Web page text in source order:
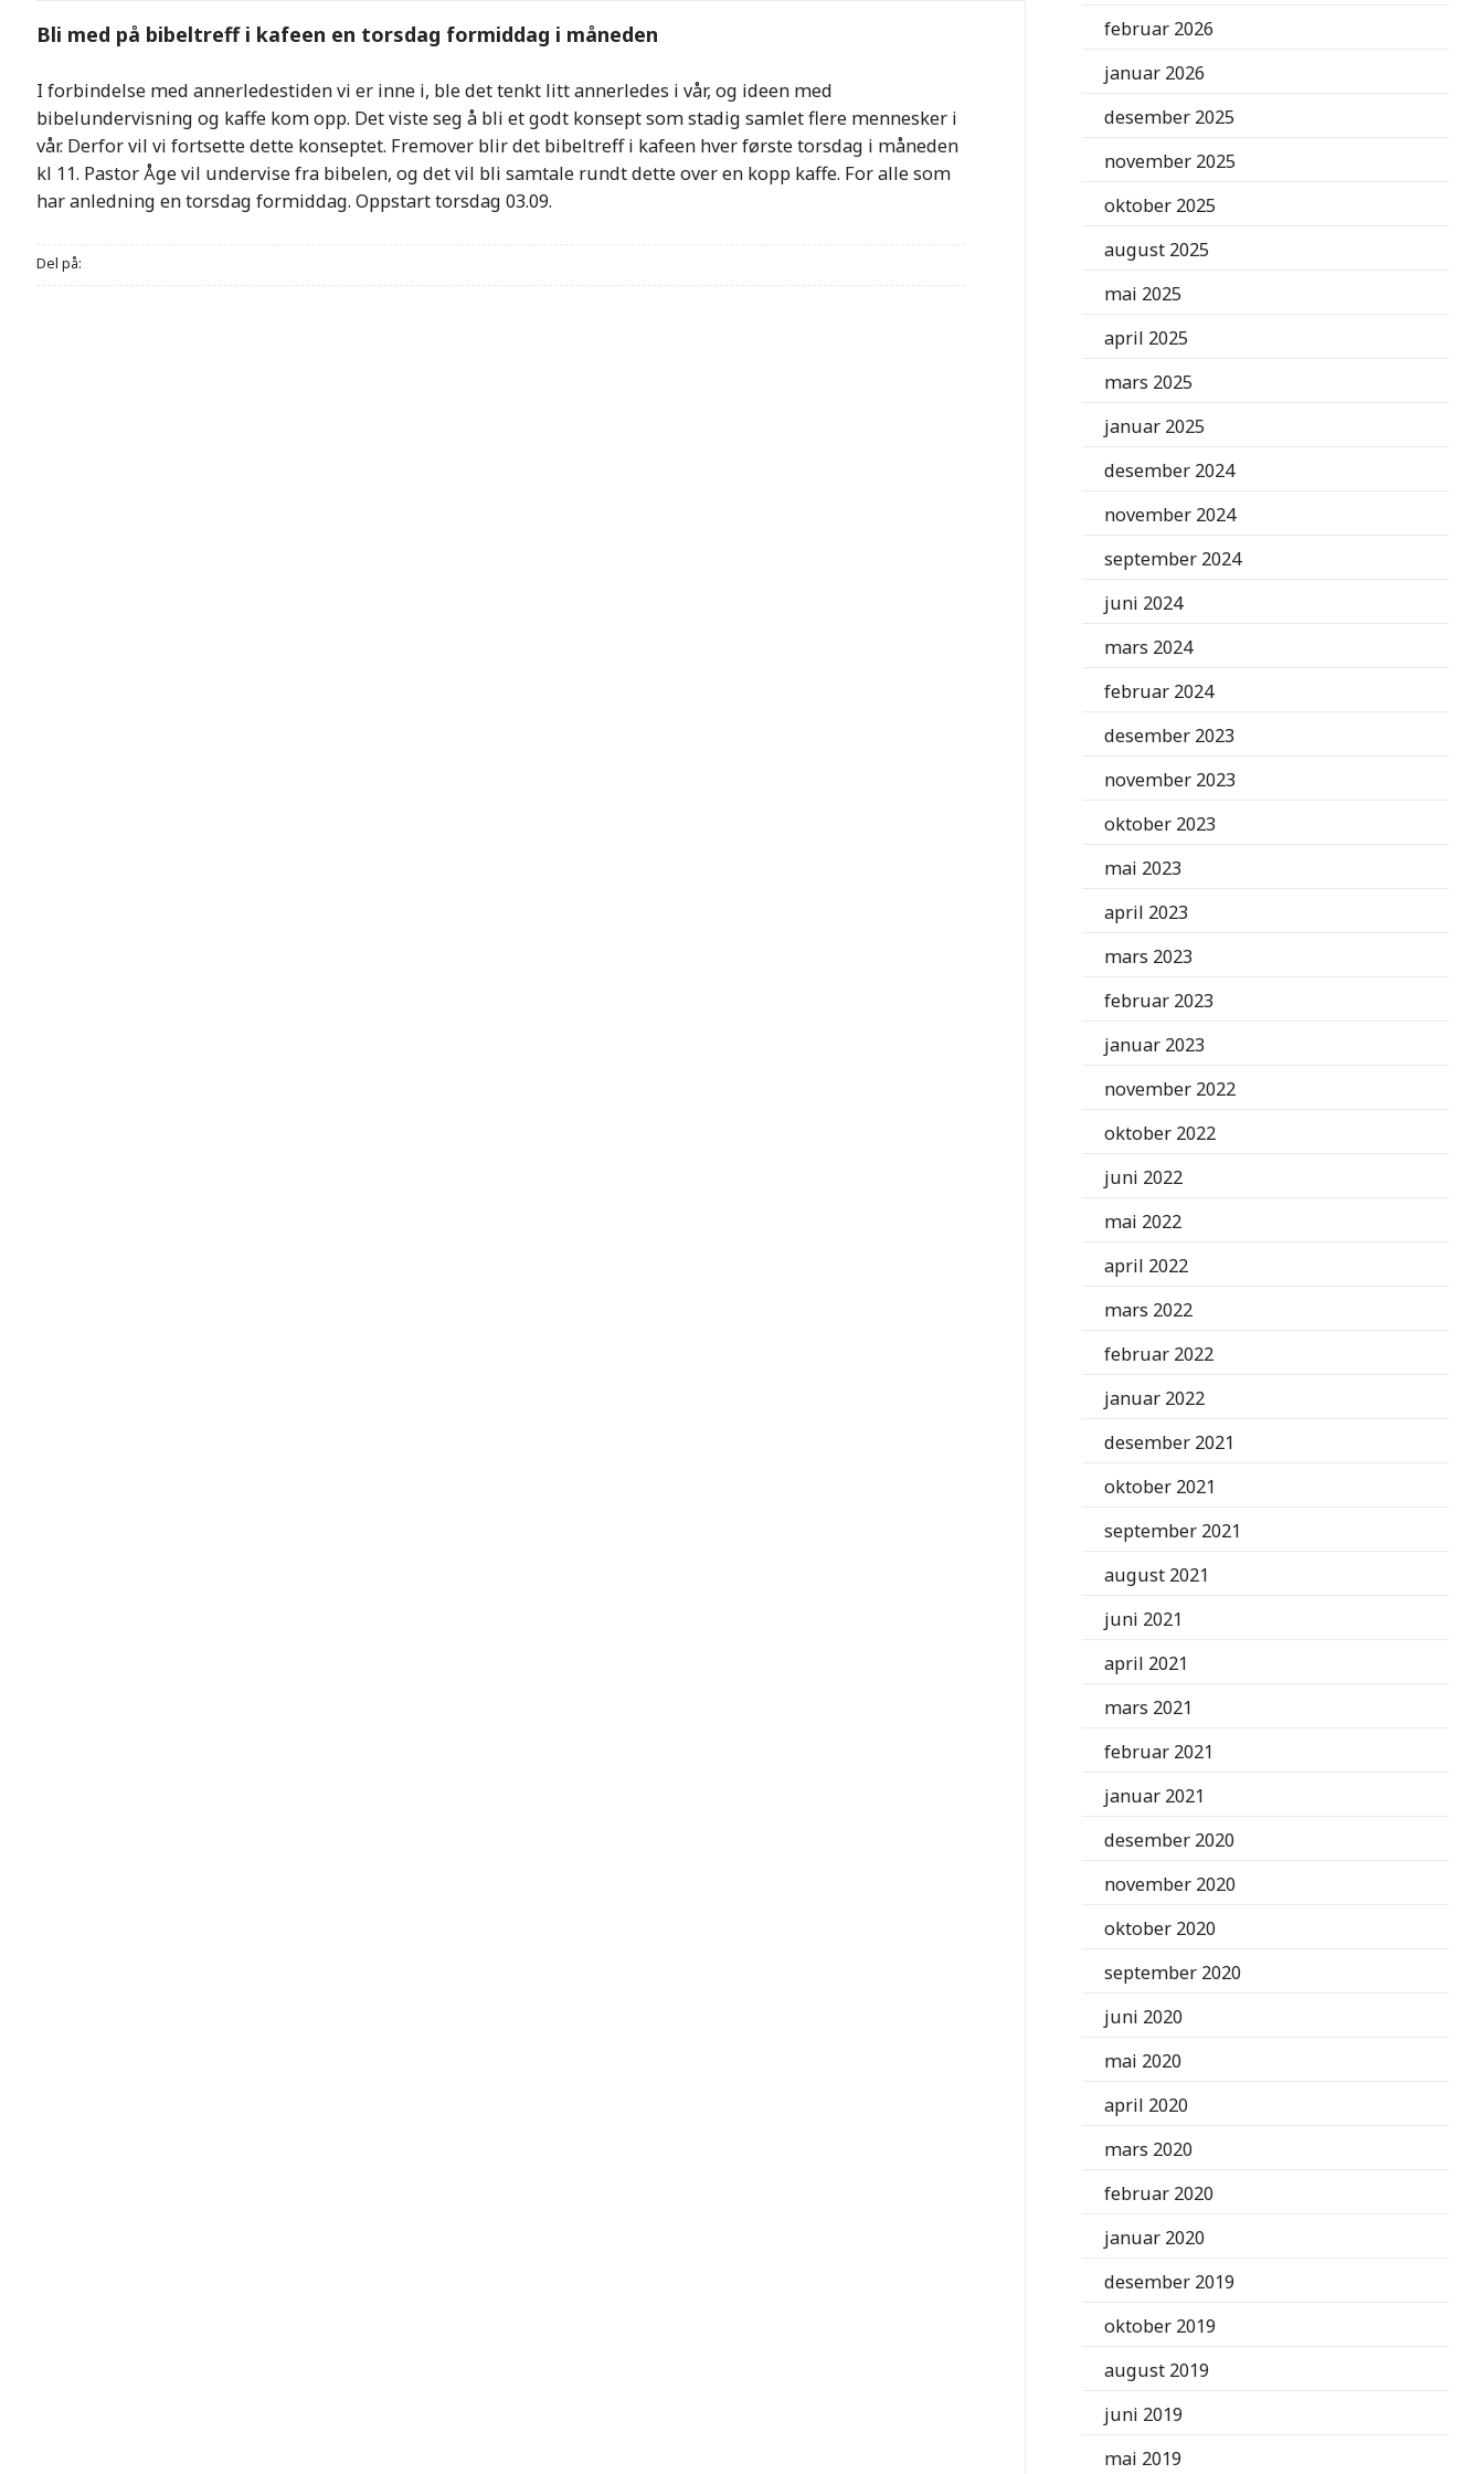
Bli med på bibeltreff i kafeen en torsdag formiddag i måneden
I forbindelse med annerledestiden vi er inne i, ble det tenkt litt annerledes i vår, og ideen med
bibelundervisning og kaffe kom opp. Det viste seg å bli et godt konsept som stadig samlet flere mennesker i
vår. Derfor vil vi fortsette dette konseptet. Fremover blir det bibeltreff i kafeen hver første torsdag i måneden
kl 11. Pastor Åge vil undervise fra bibelen, og det vil bli samtale rundt dette over en kopp kaffe. For alle som
har anledning en torsdag formiddag. Oppstart torsdag 03.09.
Del på:
februar 2026
januar 2026
desember 2025
november 2025
oktober 2025
august 2025
mai 2025
april 2025
mars 2025
januar 2025
desember 2024
november 2024
september 2024
juni 2024
mars 2024
februar 2024
desember 2023
november 2023
oktober 2023
mai 2023
april 2023
mars 2023
februar 2023
januar 2023
november 2022
oktober 2022
juni 2022
mai 2022
april 2022
mars 2022
februar 2022
januar 2022
desember 2021
oktober 2021
september 2021
august 2021
juni 2021
april 2021
mars 2021
februar 2021
januar 2021
desember 2020
november 2020
oktober 2020
september 2020
juni 2020
mai 2020
april 2020
mars 2020
februar 2020
januar 2020
desember 2019
oktober 2019
august 2019
juni 2019
mai 2019